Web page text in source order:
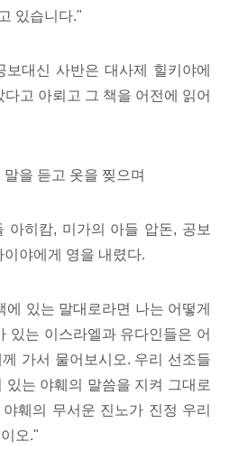
있습니다."
대신 사반은 대사제 힐키야에
고 아뢰고 그 책을 어전에 읽어
을 듣고 옷을 찢으며
아히캄, 미가의 아들 압돈, 공보
야에게 영을 내렸다.
에 있는 말대로라면 나는 어떻게
있는 이스라엘과 유다인들은 어
가서 물어보시오. 우리 선조들
있는 야훼의 말씀을 지켜 그대로
훼의 무서운 진노가 진정 우리
오."